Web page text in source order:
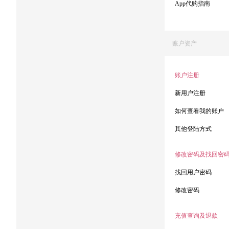
App代购指南
账户资产
账户注册
新用户注册
如何查看我的账户
其他登陆方式
修改密码及找回密
找回用户密码
修改密码
充值查询及退款